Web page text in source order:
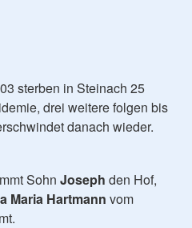
sterben in Steinach 25
drei weitere folgen bis
danach wieder.
Sohn Joseph den Hof,
Maria Hartmann vom